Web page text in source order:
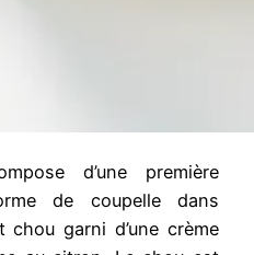
d’une première
de coupelle dans
garni d’une crème